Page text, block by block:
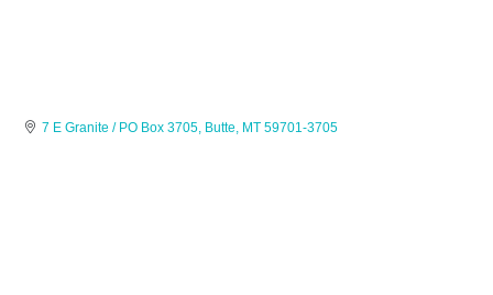
7 E Granite / PO Box 3705 Butte MT 59701-3705